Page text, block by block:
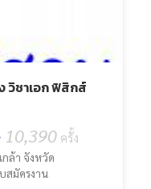
วิชาเอก ฟิสิกส์
10,390 ครั้ง
ล้า จังหวัด
สมัครงาน